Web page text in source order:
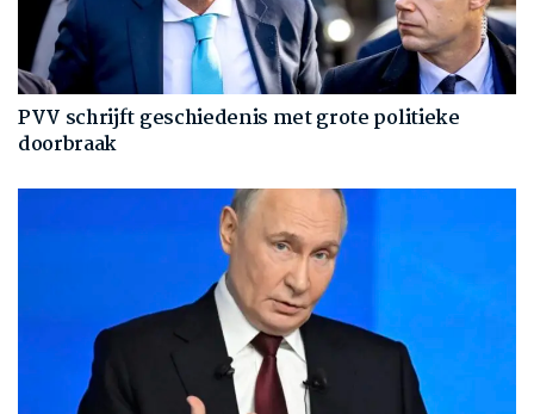
PVV schrijft geschiedenis met grote politieke
doorbraak